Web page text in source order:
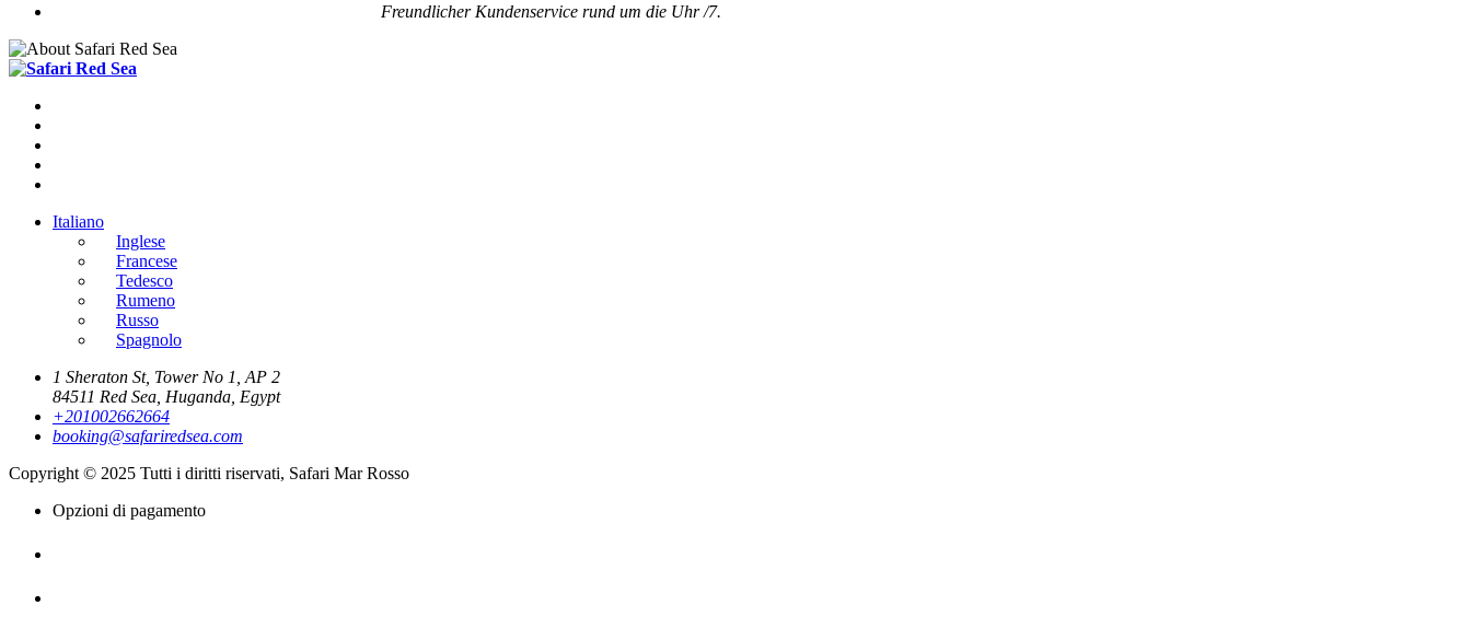
Freundlicher Kundenservice rund um die Uhr /7.
Italiano
Inglese
Francese
Tedesco
Rumeno
Russo
Spagnolo
1 Sheraton St, Tower No 1, AP 2
84511 Red Sea, Huganda, Egypt
+201002662664
booking@safariredsea.com
Copyright © 2025 Tutti i diritti riservati, Safari Mar Rosso
Opzioni di pagamento